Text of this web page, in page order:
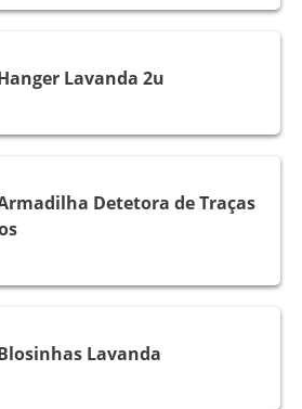
Lavanda 2u
Detetora de Traças
Lavanda